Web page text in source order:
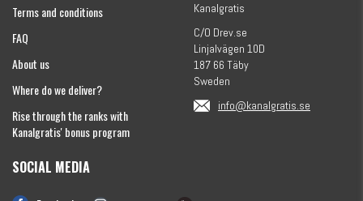
Terms and conditions
FAQ
About us
Where do we deliver?
Rise through the ranks with
Kanalgratis' bonus program
Kanalgratis
C/O Drev.se
Linjalvägen 10D
187 66 Täby
Sweden
info@kanalgratis.se
SOCIAL MEDIA